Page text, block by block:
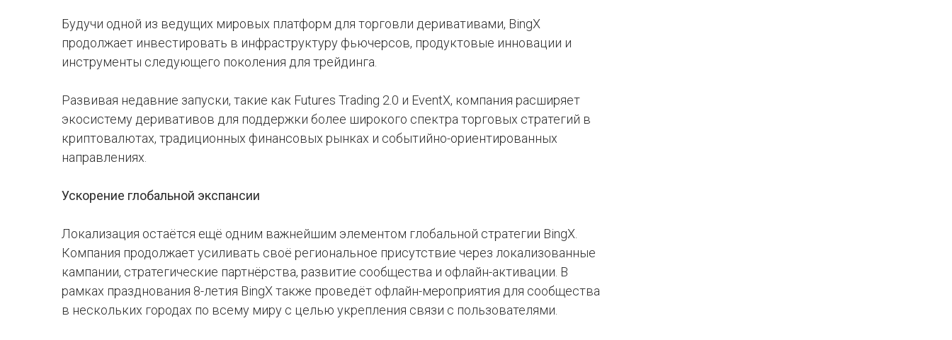
Будучи одной из ведущих мировых платформ для торговли деривативами, BingX
продолжает инвестировать в инфраструктуру фьючерсов, продуктовые инновации и
инструменты следующего поколения для трейдинга.
Развивая недавние запуски, такие как Futures Trading 2.0 и EventX, компания расширяет
экосистему деривативов для поддержки более широкого спектра торговых стратегий в
криптовалютах, традиционных финансовых рынках и событийно-ориентированных
направлениях.
Ускорение глобальной экспансии
Локализация остаётся ещё одним важнейшим элементом глобальной стратегии BingX.
Компания продолжает усиливать своё региональное присутствие через локализованные
кампании, стратегические партнёрства, развитие сообщества и офлайн-активации. В
рамках празднования 8-летия BingX также проведёт офлайн-мероприятия для сообщества
в нескольких городах по всему миру с целью укрепления связи с пользователями.